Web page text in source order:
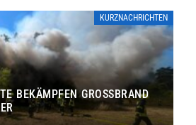
KURZNACHRICHTEN
BEKÄMPFEN GROSSBRAND B